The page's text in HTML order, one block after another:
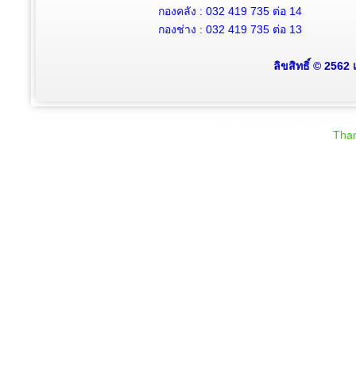
กองคลัง : 032 419 735 ต่อ 14
กองช่าง : 032 419 735 ต่อ 13
ลิขสิทธิ์ © 2562